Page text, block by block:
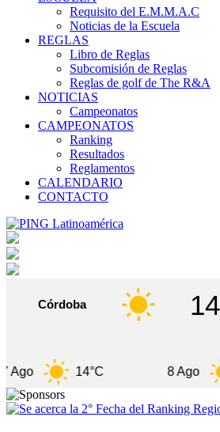
Requisito del E.M.M.A.C
Noticias de la Escuela
REGLAS
Libro de Reglas
Subcomisión de Reglas
Reglas de golf de The R&A
NOTICIAS
Campeonatos
CAMPEONATOS
Ranking
Resultados
Reglamentos
CALENDARIO
CONTACTO
Córdoba
14°C 13°C